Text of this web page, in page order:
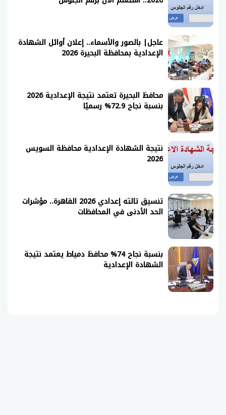
عاجل| بالصور والأسماء.. إعلان أوائل الشهادة
الإعدادية بمحافظة البحيرة 2026
محافظ البحيرة تعتمد نتيجة الإعدادية 2026
بنسبة نجاح 72.9% رسميًا
نتيجة الشهادة الإعدادية محافظة السويس
2026
تنسيق تالته إعدادي 2026 القاهرة.. مؤشرات
الحد الأدنى في المحافظات
بنسبة نجاح 74% محافظ دمياط يعتمد نتيجة
الشهادة الإعدادية